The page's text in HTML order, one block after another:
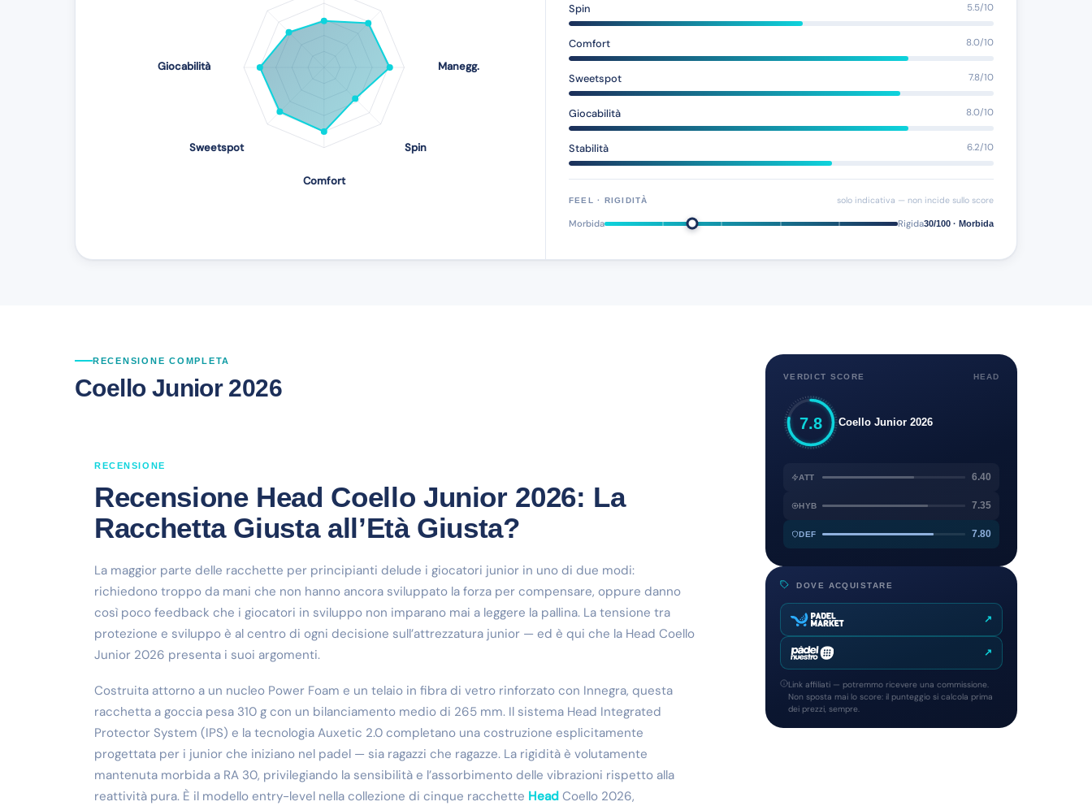
Spin 5.5/10
Comfort 8.0/10
Sweetspot 7.8/10
Giocabilità 8.0/10
Stabilità 6.2/10
FEEL · RIGIDITÀ solo indicativa — non incide sullo score
Morbida Rigida30/100 · Morbida
RECENSIONE COMPLETA
Coello Junior 2026
RECENSIONE
Recensione Head Coello Junior 2026: La
Racchetta Giusta all’Età Giusta?
La maggior parte delle racchette per principianti delude i giocatori junior in uno di due modi:
richiedono troppo da mani che non hanno ancora sviluppato la forza per compensare, oppure danno
così poco feedback che i giocatori in sviluppo non imparano mai a leggere la pallina. La tensione tra
protezione e sviluppo è al centro di ogni decisione sull’attrezzatura junior — ed è qui che la Head Coello
Junior 2026 presenta i suoi argomenti.
Costruita attorno a un nucleo Power Foam e un telaio in fibra di vetro rinforzato con Innegra, questa
racchetta a goccia pesa 310 g con un bilanciamento medio di 265 mm. Il sistema Head Integrated
Protector System (IPS) e la tecnologia Auxetic 2.0 completano una costruzione esplicitamente
progettata per i junior che iniziano nel padel — sia ragazzi che ragazze. La rigidità è volutamente
mantenuta morbida a RA 30, privilegiando la sensibilità e l’assorbimento delle vibrazioni rispetto alla
reattività pura. È il modello entry-level nella collezione di cinque racchette Head Coello 2026,
VERDICT SCORE HEAD
7.8 Coello Junior 2026
ATT 6.40
HYB 7.35
DEF 7.80
DOVE ACQUISTARE
↗
↗
Link affiliati — potremmo ricevere una commissione.
Non sposta mai lo score: il punteggio si calcola prima
dei prezzi, sempre.